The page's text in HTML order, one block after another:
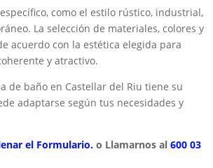
como el estilo rústico, industrial,
La selección de materiales, colores y
acuerdo con la estética elegida para
y atractivo.
de baño en Castellar del Riu tiene su
adaptarse según tus necesidades y
el Formulario. o Llamarnos al 600 03